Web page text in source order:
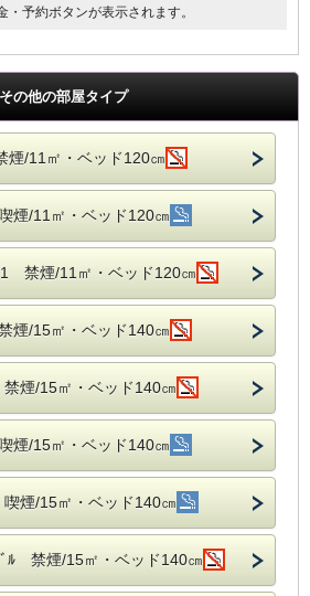
予約ボタンが表示されます。
その他の部屋タイプ
煙/11㎡・ベッド120㎝
煙/11㎡・ベッド120㎝
1 禁煙/11㎡・ベッド120㎝
煙/15㎡・ベッド140㎝
煙/15㎡・ベッド140㎝
煙/15㎡・ベッド140㎝
煙/15㎡・ベッド140㎝
ﾞﾙ 禁煙/15㎡・ベッド140㎝